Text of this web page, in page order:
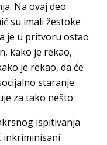
Na ovaj deo
su imali žestoke
je u pritvoru ostao
kako je rekao,
je rekao, da će
staranje.
za tako nešto.
ispitivanja
inkriminisani